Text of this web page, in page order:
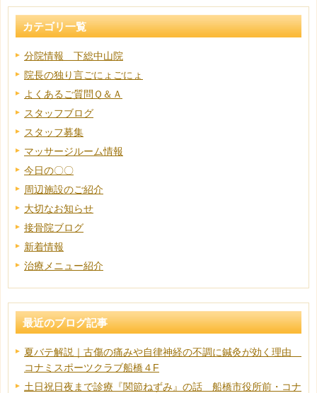
カテゴリ一覧
分院情報 下総中山院
院長の独り言ごにょごにょ
よくあるご質問Ｑ＆Ａ
スタッフブログ
スタッフ募集
マッサージルーム情報
今日の〇〇
周辺施設のご紹介
大切なお知らせ
接骨院ブログ
新着情報
治療メニュー紹介
最近のブログ記事
夏バテ解説｜古傷の痛みや自律神経の不調に鍼灸が効く理由
コナミスポーツクラブ船橋４F
土日祝日夜まで診療『関節ねずみ』の話 船橋市役所前・コナ